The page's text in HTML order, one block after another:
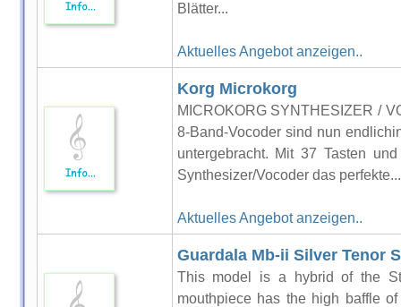
Blätter...
Aktuelles Angebot anzeigen..
Korg Microkorg
MICROKORG SYNTHESIZER /
8-Band-Vocoder sind nun
untergebracht. Mit 37 Tasten
Synthesizer/Vocoder das perfekte...
Aktuelles Angebot anzeigen..
Guardala Mb-ii Silver Tenor
This model is a hybrid of the
mouthpiece has the high baffle